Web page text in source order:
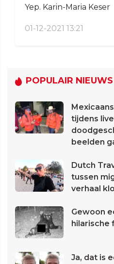
Yep. Karin-Maria Keser
01-12-2021 13:21
POPULAIR NIEUWS
tijdens
beelden
Dutch
tussen
verhaal
Gewoon
hilarische
Ja, dat is